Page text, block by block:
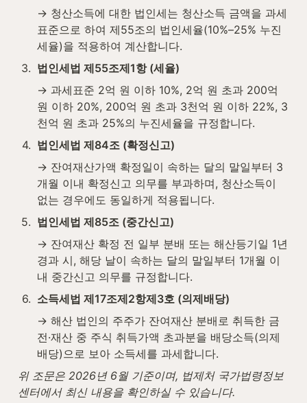
→ 청산소득에 대한 법인세는 청산소득 금액을 과세
표준으로 하여 제55조의 법인세율(10%–25% 누진
세율)을 적용하여 계산합니다.
3. 법인세법 제55조제1항 (세율)
→ 과세표준 2억 원 이하 10%, 2억 원 초과 200억
원 이하 20%, 200억 원 초과 3천억 원 이하 22%, 3
천억 원 초과 25%의 누진세율을 규정합니다.
4. 법인세법 제84조 (확정신고)
→ 잔여재산가액 확정일이 속하는 달의 말일부터 3
개월 이내 확정신고 의무를 부과하며, 청산소득이
없는 경우에도 동일하게 적용됩니다.
5. 법인세법 제85조 (중간신고)
→ 잔여재산 확정 전 일부 분배 또는 해산등기일 1년
경과 시, 해당 날이 속하는 달의 말일부터 1개월 이
내 중간신고 의무를 규정합니다.
6. 소득세법 제17조제2항제3호 (의제배당)
→ 해산 법인의 주주가 잔여재산 분배로 취득한 금
전·재산 중 주식 취득가액 초과분을 배당소득(의제
배당)으로 보아 소득세를 과세합니다.
위 조문은 2026년 6월 기준이며, 법제처 국가법령정보
센터에서 최신 내용을 확인하실 수 있습니다.